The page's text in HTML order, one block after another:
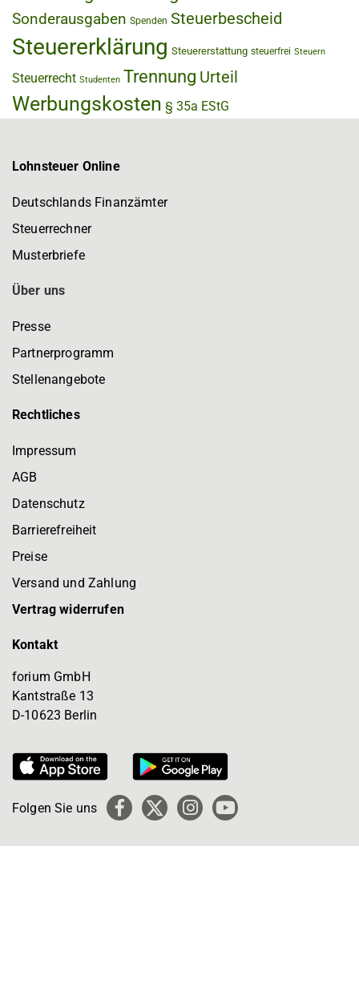
Sonderausgaben Spenden Steuerbescheid
Steuererklärung Steuererstattung steuerfrei Steuern
Steuerrecht Studenten Trennung Urteil
Werbungskosten § 35a EStG
Lohnsteuer Online
Deutschlands Finanzämter
Steuerrechner
Musterbriefe
Über uns
Presse
Partnerprogramm
Stellenangebote
Rechtliches
Impressum
AGB
Datenschutz
Barrierefreiheit
Preise
Versand und Zahlung
Vertrag widerrufen
Kontakt
forium GmbH
Kantstraße 13
D-10623 Berlin
Folgen Sie uns Facebook
X
Instagram